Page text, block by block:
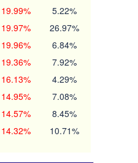
19.99% 5.22%
19.97% 26.97%
19.96% 6.84%
19.36% 7.92%
16.13% 4.29%
14.95% 7.08%
14.57% 8.45%
14.32% 10.71%